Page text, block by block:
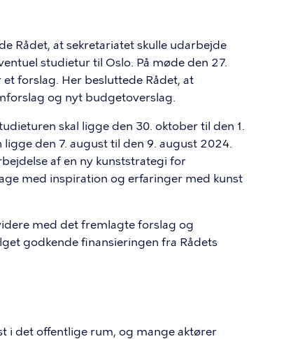
Rådet, at sekretariatet skulle udarbejde
studietur til Oslo. På møde den 27.
forslag. Her besluttede Rådet, at
og nyt budgetoverslag.
skal ligge den 30. oktober til den 1.
den 7. august til den 9. august 2024.
af en ny kunststrategi for
med inspiration og erfaringer med kunst
med det fremlagte forslag og
godkende finansieringen fra Rådets
i det offentlige rum, og mange aktører